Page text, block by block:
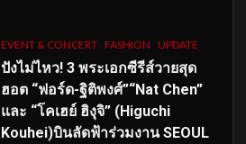
EVENT & CONCERT FASHION UPDATE
ปังไม่ไหว! 3 พระเอกซีรีส์วายสุด
ฮอต “ฟอร์ด-ฐิติพงศ์”“Nat Chen”
และ “โคเฮย์ ฮิงุจิ” (Higuchi
Kouhei)บินลัดฟ้าร่วมงาน SEOUL